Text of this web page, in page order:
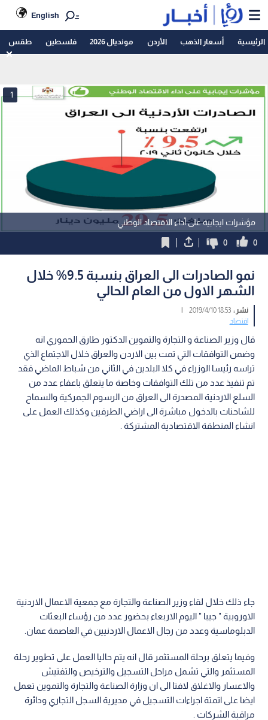
English
الرئيسية أسعار الذهب الأردن مونديال 2026 فلسطين طقس
مؤشرات ايجابية على أداء الاقتصاد الوطني
1
0
0
نمو الصادرات الى العراق بنسبة 9.5% خلال
الشهر الاول من العام الحالي
نشر :18:53 2019/4/10
|
اقتصاد
قال وزير الصناعة و التجارة والتموين الدكتور طارق الحموري انه
وضمن التوافقات التي تمت بين الاردن والعراق خلال الاجتماع الذي
تراسه رئيسا الوزراء في كلا البلدين في الثاني من شباط الماضي فقد
تم تنفيذ عدد من تلك التوافقات وخاصة ما يتعلق باعفاء عدد من
السلع الاردنية المصدرة الى العراق من الرسوم الجمركية والسماح
للشاحنات بالدخول مباشرة الى اراضي الطرفين وكذلك العمل على
انشاء المنطقة الاقتصادية المشتركة .
جاء ذلك خلال لقاء وزير الصناعة والتجارة مع جمعية الاعمال الاردنية
الاوروبية " جيبا " اليوم الاربعاء بحضور عدد من رؤساء البعثات
الدبلوماسية وعدد من رجال الاعمال الاردنيين في العاصمة عمان.
وفيما يتعلق برحلة المستثمر قال انه يتم حاليا العمل على تطوير رحلة
المستثمر والتي تشمل مراحل التسجيل والترخيص والتفتيش
والاعسار والاغلاق لافتا الى ان وزارة الصناعة والتجارة والتموين تعمل
ايضا على اتمتة اجراءات التسجيل في مديرية السجل التجاري ودائرة
مراقبة الشركات .